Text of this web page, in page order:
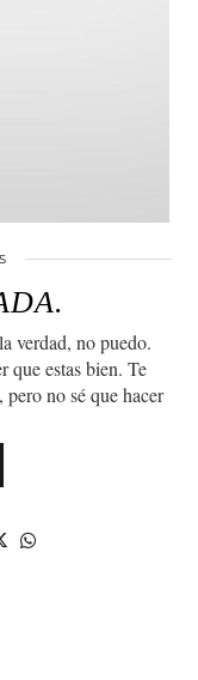
verdad, no puedo.
que estas bien. Te
no sé que hacer